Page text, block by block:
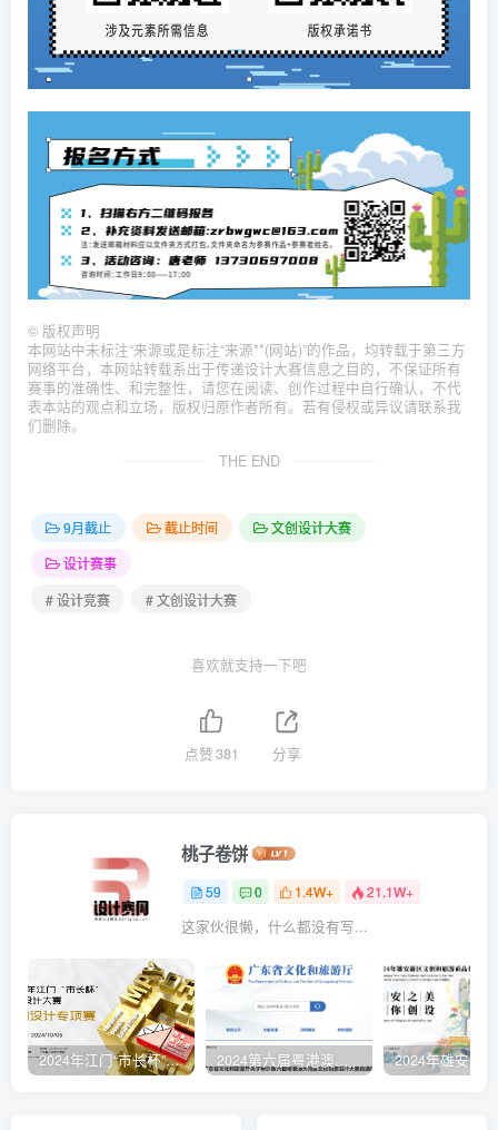
© 版权声明
本网站中未标注“来源或是标注“来源**(网站)”的作品，均转载于第三方
网络平台，本网站转载系出于传递设计大赛信息之目的，不保证所有
赛事的准确性、和完整性，请您在阅读、创作过程中自行确认，不代
表本站的观点和立场，版权归原作者所有。若有侵权或异议请联系我
们删除。
THE END
9月截止 截止时间
文创设计大赛
设计赛事
# 设计竞赛
# 文创设计大赛
喜欢就支持一下吧
点赞381 分享
桃子卷饼
59 0 1.4W+ 21.1W+
这家伙很懒，什么都没有写...
2024年江门“市长杯”工业设计大赛空间设计专项赛 2024第六届粤港澳大湾区文化创意设计大赛